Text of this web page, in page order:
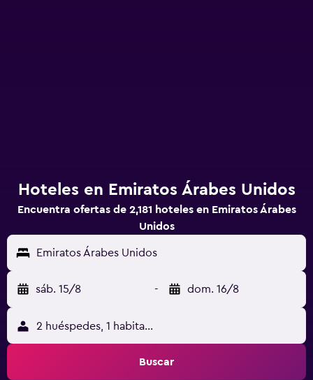
Hoteles en Emiratos Árabes Unidos
Encuentra ofertas de 2,181 hoteles en Emiratos Árabes
Unidos
Emiratos Árabes Unidos
sáb. 15/8 - dom. 16/8
2 huéspedes, 1 habitación
Buscar